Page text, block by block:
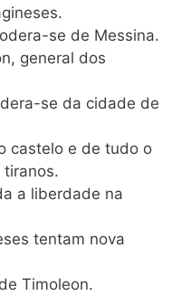
se de Messina.
general dos
se da cidade de
castelo e de tudo o
tiranos.
a liberdade na
tentam nova
Timoleon.